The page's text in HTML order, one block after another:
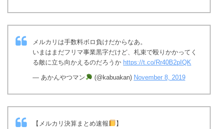
メルカリは手数料ボロ負けだからなあ。
いまはまだフリマ事業黒字だけど、札束で殴りかかってく
る敵に立ち向かえるのだろうか https://t.co/Rr40B2pIQK
— あかんやつマン (@kabuakan) November 8, 2019
【メルカリ決算まとめ速報 】